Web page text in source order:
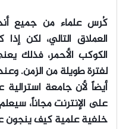
كُرس علماء من جميع
العملاق التالي، لكن
الكوكب الأحمر، فذلك
لفترة طويلة من الزمن.
أيضاً لأن جامعة
على الإنترنت مجاناً،
خلفية علمية كيف